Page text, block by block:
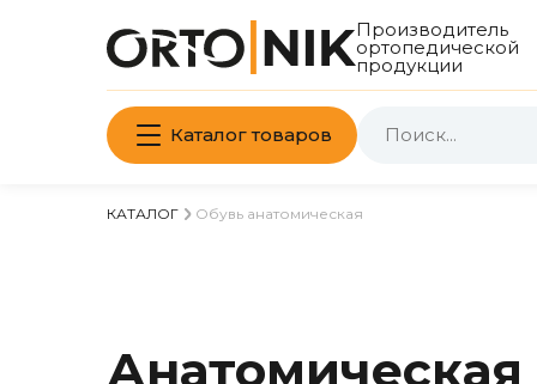
Производитель
ортопедической
продукции
Каталог товаров
КАТАЛОГ Обувь анатомическая